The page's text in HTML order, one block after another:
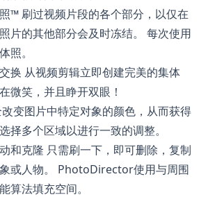
™ 刷过视频片段的各个部分，以仅在
片的其他部分会及时冻结。 每次使用
照。
换 从视频剪辑立即创建完美的集体
微笑，并且睁开双眼！
变图片中特定对象的颜色，从而获得
择多个区域以进行一致的调整。
和克隆 只需刷一下，即可删除，复制
或人物。 PhotoDirector使用与周围
算法填充空间。